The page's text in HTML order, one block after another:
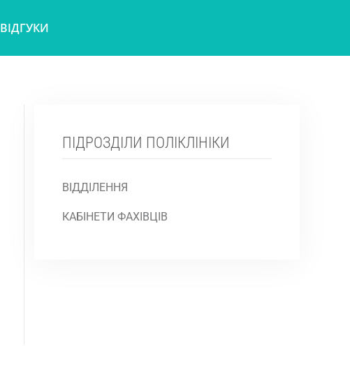
ВІДГУКИ
ПІДРОЗДІЛИ ПОЛІКЛІНІКИ
ВІДДІЛЕННЯ
КАБІНЕТИ ФАХІВЦІВ